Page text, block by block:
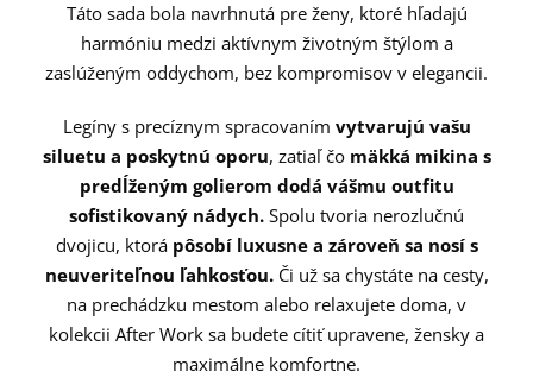
Táto sada bola navrhnutá pre ženy, ktoré hľadajú
harmóniu medzi aktívnym životným štýlom a
zaslúženým oddychom, bez kompromisov v elegancii.
Legíny s precíznym spracovaním vytvarujú vašu
siluetu a poskytnú oporu, zatiaľ čo mäkká mikina s
predĺženým golierom dodá vášmu outfitu
sofistikovaný nádych. Spolu tvoria nerozlučnú
dvojicu, ktorá pôsobí luxusne a zároveň sa nosí s
neuveriteľnou ľahkosťou.Či už sa chystáte na cesty,
na prechádzku mestom alebo relaxujete doma, v
kolekcii After Work sa budete cítiť upravene, žensky a
maximálne komfortne.